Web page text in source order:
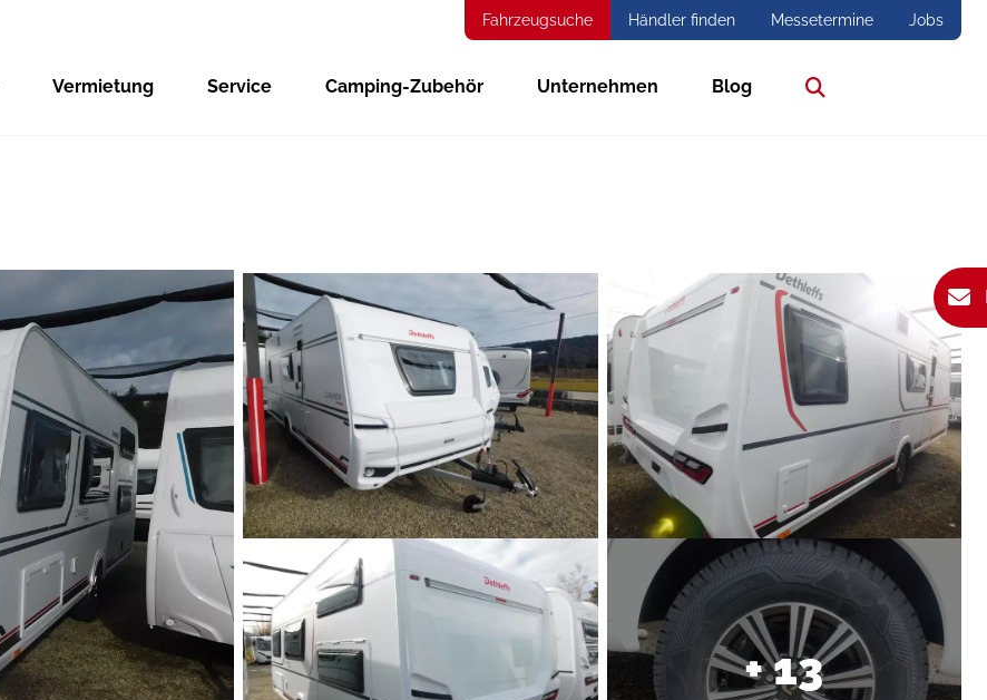
Fahrzeugsuche Händler finden Messetermine Jobs
Vermietung Service Camping-Zubehör Unternehmen Blog
+ 13